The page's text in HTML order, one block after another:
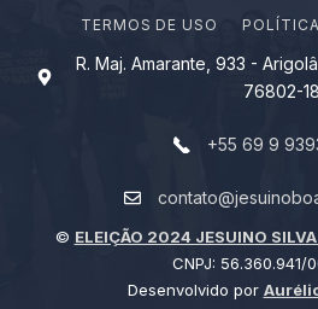
TERMOS DE USO
R. Maj. Amarante, 933 -
76802-
+55 69 9
© ELEIÇÃO 2024 JESUINO
CNPJ: 56.360.941/
Desenvolvido por